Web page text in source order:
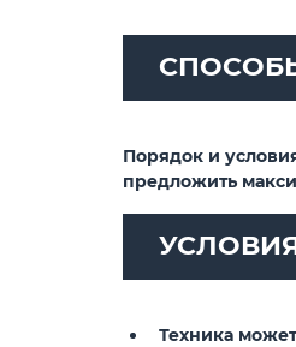
Порядок и
предложить
Техника